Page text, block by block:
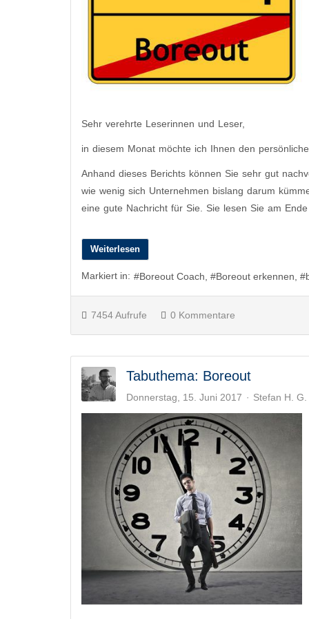
Sehr verehrte Leserinnen und Leser,
in diesem Monat möchte ich Ihnen den
Anhand dieses Berichts können Sie sehr gut
wie wenig sich Unternehmen bislang darum
eine gute Nachricht für Sie. Sie lesen Sie am
Weiterlesen
Markiert in: Boreout Coach Boreout erkennen
7454 Aufrufe 0 Kommentare
Tabuthema: Boreout
Donnerstag, 15. Juni 2017 Stefan H.